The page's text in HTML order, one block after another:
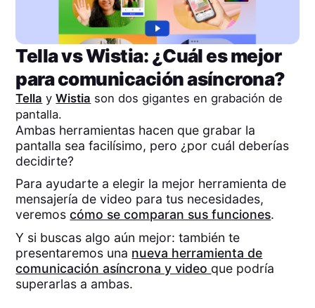
TellavsWistia: ¿Cuál es mejor
para comunicación asíncrona?
Tella yWistia son dos gigantes en grabación de
pantalla.
Ambas herramientas hacen que grabar la
pantalla sea facilísimo, pero ¿por cuál deberías
decidirte?
Para ayudarte a elegir la mejor herramienta de
mensajería de video para tus necesidades,
veremoscómo se comparan sus funciones.
Y si buscas algo aún mejor: también te
presentaremos una nueva herramienta de
comunicación asíncrona y video que podría
superarlas a ambas.